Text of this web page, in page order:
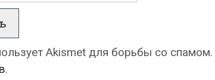
Akismet для борьбы со спамом.
.